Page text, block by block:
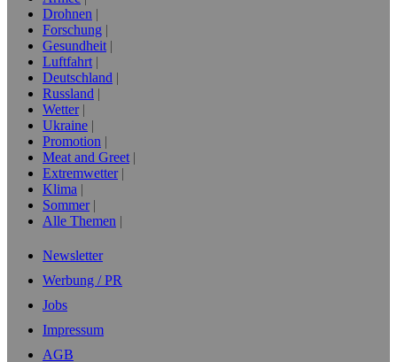
Drohnen
Forschung
Gesundheit
Luftfahrt
Deutschland
Russland
Wetter
Ukraine
Promotion
Meat and Greet
Extremwetter
Klima
Sommer
Alle Themen
Newsletter
Werbung / PR
Jobs
Impressum
AGB